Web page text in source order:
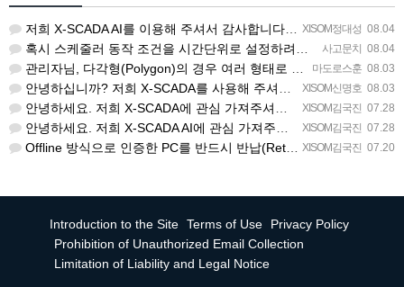
XISOM정대성 08.04
저희 X-SCADA AI를 이용해 주셔서 감사합니다. 문의 사항에 대하여 답변드리겠습니다. 문의하신 내용을 …
사고문치 08.04
혹시 스케줄러 동작 조건을 시간단위로 설정하려면 일단위를 여러개 설정하는거 말고 방법이 있을까요?
마도로스훈 08.03
관리자님, 다각형(Polygon)의 경우 여러 형태로 도형을 그려서 첫 점과 끝 점을 이었음에도 불구하고 완…
XISOM신명호 08.03
안녕하십니까? 저희 X-SCADA를 사용해 주셔서 감사합니다. 문의하신 리스트뷰의 열 구성 변경 기능에 대해…
XISOM김국진 07.28
안녕하세요. 저희 X-SCADA에 관심 가져주셔서 감사합니다. 자이솜 웹사이트의 X-SCADA AI 소개 페…
XISOM김국진 07.28
안녕하세요. 저희 X-SCADA AI에 관심 가져주셔서 감사합니다. 해당 라이선스 버전은 X-SCADA AI…
XISOM김국진 07.20
Offline 방식으로 인증한 PC를 반드시 반납(Return) 처리해주셔야 다른 PC에서도 사용 가능합니다…
Introduction to the Site Terms of Use
Privacy Policy
Prohibition of Unauthorized Email Collection
Limitation of Liability and Legal Notice